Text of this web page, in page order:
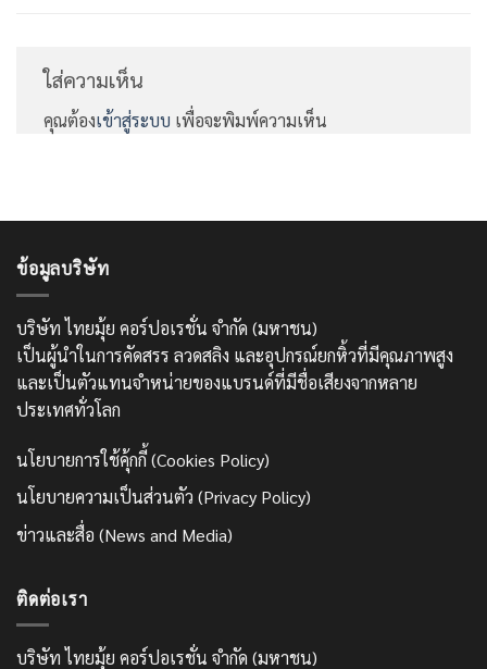
ใส่ความเห็น
คุณต้องเข้าสู่ระบบ เพื่อจะพิมพ์ความเห็น
ข้อมูลบริษัท
บริษัท ไทยมุ้ย คอร์ปอเรชั่น จำกัด (มหาชน)
เป็นผู้นำในการคัดสรร ลวดสลิง และอุปกรณ์ยกหิ้วที่มีคุณภาพสูง
และเป็นตัวแทนจำหน่ายของแบรนด์ที่มีชื่อเสียงจากหลาย
ประเทศทั่วโลก
นโยบายการใช้คุ้กกี้ (Cookies Policy)
นโยบายความเป็นส่วนตัว (Privacy Policy)
ข่าวและสื่อ (News and Media)
ติดต่อเรา
บริษัท ไทยมุ้ย คอร์ปอเรชั่น จำกัด (มหาชน)